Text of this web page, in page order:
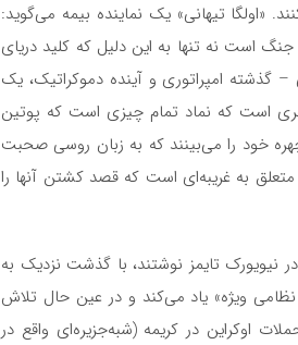
اجرا می‌کنند. «اولگا تیهانی» یک نماینده بیمه می‌گوید:
است نه تنها به این دلیل که کلید دریای
گذشته امپراتوری و آینده دموکراتیک، یک
است که نماد تمام چیزی است که پوتین
چهره خود را می‌بینند که به زبان روسی صحبت
متعلق به غریبه‌ای است که قصد کشتن آنها را
«مارک سانتورا» و «دن بیلفسکی» هم در گزارش ۲۰اوت در نیویورک تایمز نوشتند، با گذشت نزدیک به
ویژه» یاد می‌‌کند و در عین حال تلاش
اوکراین در کریمه (شبه‌جزیره‌ای واقع در